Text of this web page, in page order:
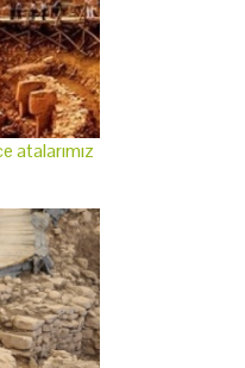
atalarımız